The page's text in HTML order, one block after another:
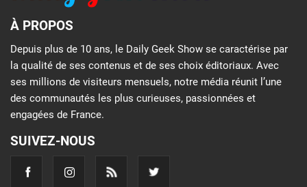
À PROPOS
Depuis plus de 10 ans, le Daily Geek Show se caractérise par
la qualité de ses contenus et de ses choix éditoriaux. Avec
ses millions de visiteurs mensuels, notre média réunit l’une
des communautés les plus curieuses, passionnées et
engagées de France.
SUIVEZ-NOUS